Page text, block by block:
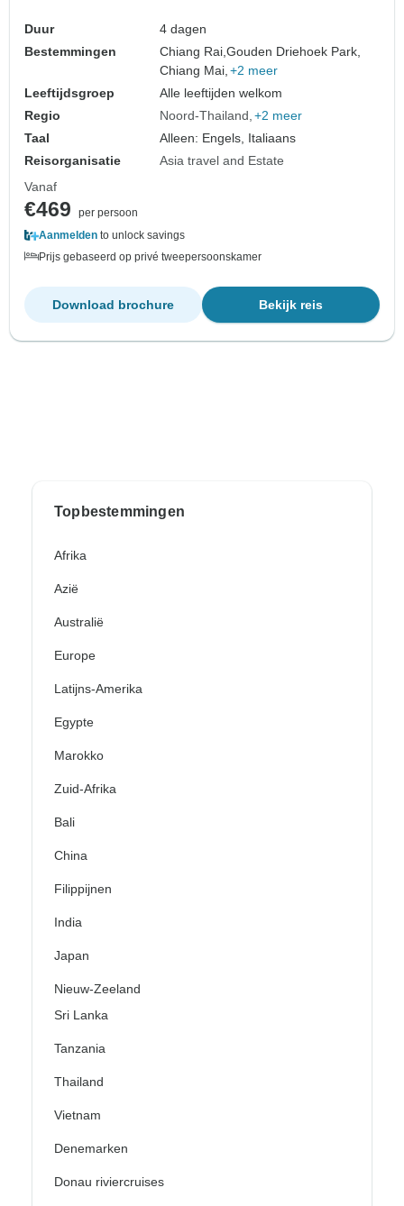
Duur
4 dagen
Bestemmingen
Chiang Rai,Gouden Driehoek Park,
Chiang Mai, +2 meer
Leeftijdsgroep
Alle leeftijden welkom
Regio
Noord-Thailand +2 meer
Taal
Alleen: Engels, Italiaans
Reisorganisatie
Asia travel and Estate
Vanaf
€469
per persoon
Aanmelden to unlock savings
Prijs gebaseerd op privé tweepersoonskamer
Bekijk reis
Download brochure
Topbestemmingen
Afrika
Azië
Australië
Europe
Latijns-Amerika
Egypte
Marokko
Zuid-Afrika
Bali
China
Filippijnen
India
Japan
Nieuw-Zeeland
Sri Lanka
Tanzania
Thailand
Vietnam
Denemarken
Donau riviercruises